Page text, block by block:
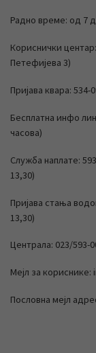
Радно време: од 7
Кориснички
Петефијева 3)
Пријава квара: 534-
Бесплатна инфо
часова)
Служба наплате:
13,30)
Пријава стања
13,30)
Централа: 023/593-
Мејл за кориснике:
Пословна мејл